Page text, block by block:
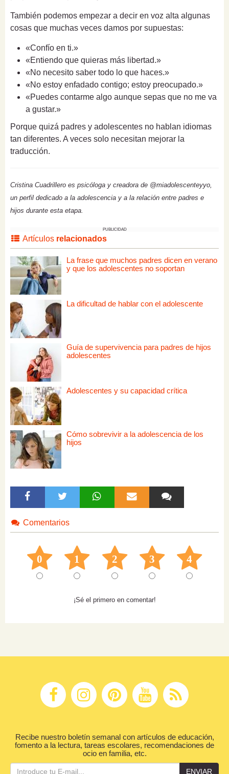
También podemos empezar a decir en voz alta algunas
cosas que muchas veces damos por supuestas:
«Confío en ti.»
«Entiendo que quieras más libertad.»
«No necesito saber todo lo que haces.»
«No estoy enfadado contigo; estoy preocupado.»
«Puedes contarme algo aunque sepas que no me va
a gustar.»
Porque quizá padres y adolescentes no hablan idiomas
tan diferentes. A veces solo necesitan mejorar la
traducción.
Cristina Cuadrillero es psicóloga y creadora de @miadolescenteyyo,
un perfil dedicado a la adolescencia y a la relación entre padres e
hijos durante esta etapa.
PUBLICIDAD
Artículos relacionados
La frase que muchos padres dicen en verano
y que los adolescentes no soportan
La dificultad de hablar con el adolescente
Guía de supervivencia para padres de hijos
adolescentes
Adolescentes y su capacidad crítica
Cómo sobrevivir a la adolescencia de los
hijos
Comentarios
0 1 2 3 4
¡Sé el primero en comentar!
Recibe nuestro boletín semanal con artículos de educación,
fomento a la lectura, tareas escolares, recomendaciones de
ocio en familia, etc.
ENVIAR